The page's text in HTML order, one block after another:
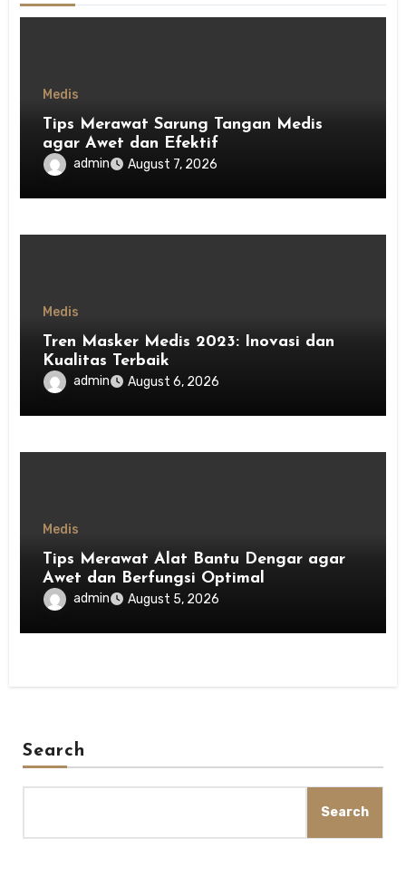
Medis
Tips Merawat Sarung Tangan Medis
agar Awet dan Efektif
admin August 7, 2026
Medis
Tren Masker Medis 2023: Inovasi dan
Kualitas Terbaik
admin August 6, 2026
Medis
Tips Merawat Alat Bantu Dengar agar
Awet dan Berfungsi Optimal
admin August 5, 2026
Search
Search